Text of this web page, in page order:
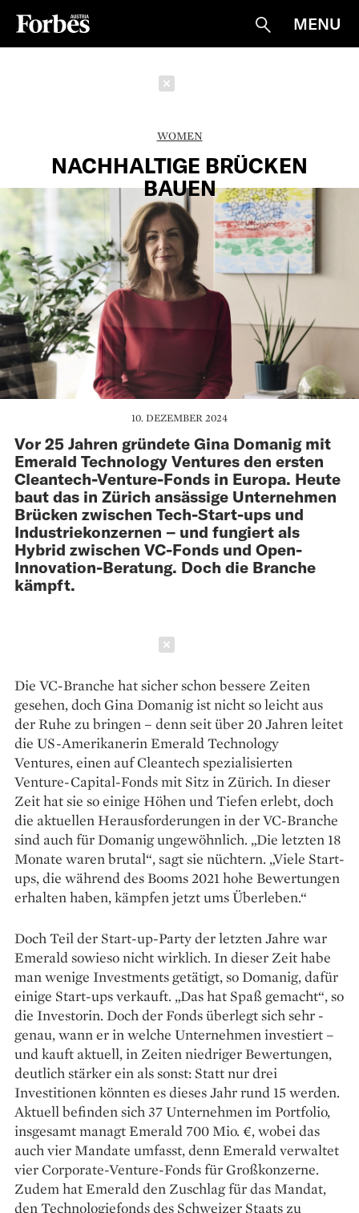
Suche
MENU
WOMEN
NACHHALTIGE BRÜCKEN
BAUEN
10. DEZEMBER 2024
Vor 25 Jahren gründete Gina Domanig mit
Emerald Technology Ventures den ersten
Cleantech-Venture-Fonds in Europa. Heute
baut das in Zürich ansässige Unternehmen
Brücken zwischen Tech-Start-ups und
Industriekonzernen – und fungiert als
Hybrid zwischen VC-Fonds und Open-
Innovation-Beratung. Doch die Branche
kämpft.
Die VC-Branche hat sicher schon bessere Zeiten
gesehen, doch Gina Domanig ist nicht so leicht aus
der Ruhe zu bringen – denn seit über 20 Jahren leitet
die ­US-Amerikanerin Emerald Tech­nology
Ventures, ­einen auf Clean­tech ­spezialisierten
Venture-­Capital-Fonds mit Sitz in Zürich. In dieser
Zeit hat sie so ­einige ­Höhen und Tiefen erlebt, doch
die aktuellen Herausforderungen in der VC-Branche
sind auch für ­Domanig ungewöhnlich. „Die ­letzten 18
Monate waren ­brutal“, sagt sie nüchtern. „Viele Start-
ups, die ­während des Booms 2021 hohe ­Bewertungen
erhalten haben, ­kämpfen jetzt ums Überleben.“
Doch Teil der Start-up-Party der letzten Jahre war
Emerald sowieso nicht wirklich. In dieser Zeit habe
man wenige Investments ge­tätigt, so Domanig, dafür
­einige Start-ups verkauft. „Das hat Spaß gemacht“, so
die Investorin. Doch der Fonds überlegt sich sehr ­
genau, wann er in welche ­Unternehmen ­investiert –
und kauft aktuell, in ­Zeiten niedriger Bewertungen,
deutlich stärker ein als sonst: Statt nur drei
Investitionen könnten es ­dieses Jahr rund 15 werden.
Aktuell befinden sich 37 Unternehmen im Port­folio,
insgesamt managt Emerald 700 Mio. €, wobei das
auch vier Mandate umfasst, denn Emerald verwaltet
vier Corporate-­Venture-Fonds für Großkonzerne.
Zudem hat Emerald den Zuschlag für das Mandat,
den Technologiefonds des Schweizer Staats zu